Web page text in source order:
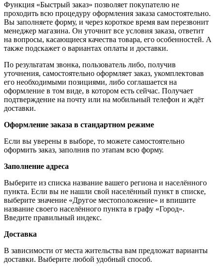
Функция «Быстрый заказ» позволяет покупателю не
проходить всю процедуру оформления заказа самостоятельно.
Вы заполняете форму, и через короткое время вам перезвонит
менеджер магазина. Он уточнит все условия заказа, ответит
на вопросы, касающиеся качества товара, его особенностей. А
также подскажет о вариантах оплаты и доставки.
По результатам звонка, пользователь либо, получив
уточнения, самостоятельно оформляет заказ, укомплектовав
его необходимыми позициями, либо соглашается на
оформление в том виде, в котором есть сейчас. Получает
подтверждение на почту или на мобильный телефон и ждёт
доставки.
Оформление заказа в стандартном режиме
Если вы уверены в выборе, то можете самостоятельно
оформить заказ, заполнив по этапам всю форму.
Заполнение адреса
Выберите из списка название вашего региона и населённого
пункта. Если вы не нашли свой населённый пункт в списке,
выберите значение «Другое местоположение» и впишите
название своего населённого пункта в графу «Город».
Введите правильный индекс.
Доставка
В зависимости от места жительства вам предложат варианты
доставки. Выберите любой удобный способ.